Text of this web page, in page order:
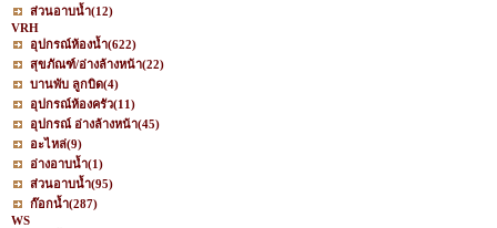
ส่วนอาบน้ำ(12)
VRH
อุปกรณ์ห้องน้ำ(622)
สุขภัณฑ์/อ่างล้างหน้า(22)
บานพับ ลูกบิด(4)
อุปกรณ์ห้องครัว(11)
อุปกรณ์ อ่างล้างหน้า(45)
อะไหล่(9)
อ่างอาบน้ำ(1)
ส่วนอาบน้ำ(95)
ก๊อกน้ำ(287)
WS